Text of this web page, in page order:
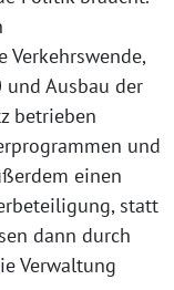
Verkehrswende,
Ausbau der
betrieben
und
einen
statt
dann durch
Verwaltung